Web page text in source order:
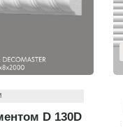
D 130D